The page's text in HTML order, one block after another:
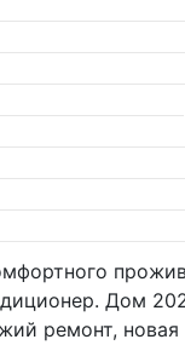
Дом
ремонт, новая